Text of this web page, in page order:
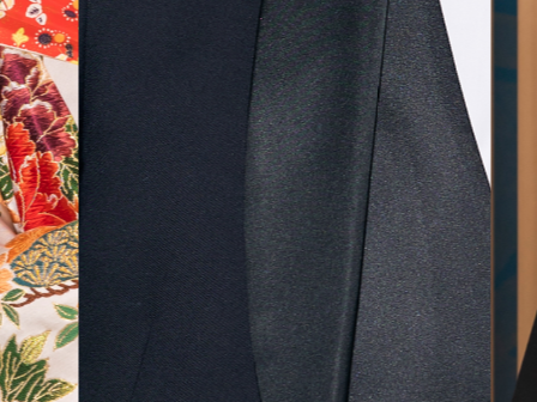
無料相談予約
来店・オンライン